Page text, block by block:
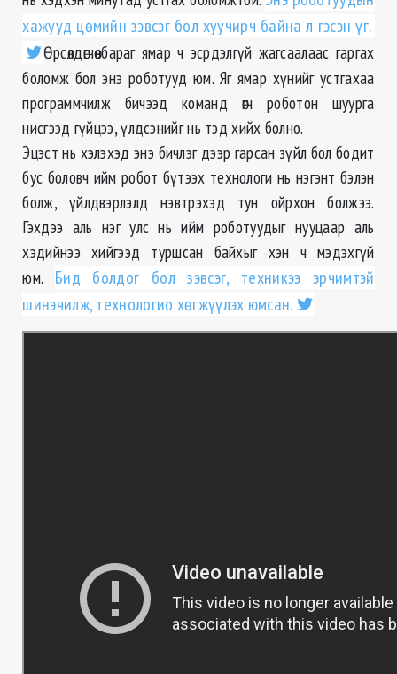
хажууд цөмийн зэвсэг бол хуучирч байна л гэсэн үг.
Өрсөлдөгчөө бараг ямар ч эсрдэлгүй жагсаалаас гаргах
боломж бол энэ роботууд юм. Яг ямар хүнийг устгахаа
программчилж бичээд команд өгч роботон шуурга
нисгээд гүйцээ, үлдсэнийг нь тэд хийх болно.
Эцэст нь хэлэхэд энэ бичлэг дээр гарсан зүйл бол бодит
бус боловч ийм робот бүтээх технологи нь нэгэнт бэлэн
болж, үйлдвэрлэлд нэвтрэхэд тун ойрхон болжээ.
Гэхдээ аль нэг улс нь ийм роботуудыг нууцаар аль
хэдийнээ хийгээд туршсан байхыг хэн ч мэдэхгүй
юм. Бид болдог бол зэвсэг, техникээ эрчимтэй
шинэчилж, технологио хөгжүүлэх юмсан.